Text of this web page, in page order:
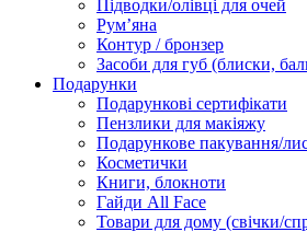
Підводки/олівці для очей
Румʼяна
Контур / бронзер
Засоби для губ (блиски,
Подарунки
Подарункові сертифікати
Пензлики для макіяжу
Подарункове пакування/
Косметички
Книги, блокноти
Гайди All Face
Товари для дому (свічки/